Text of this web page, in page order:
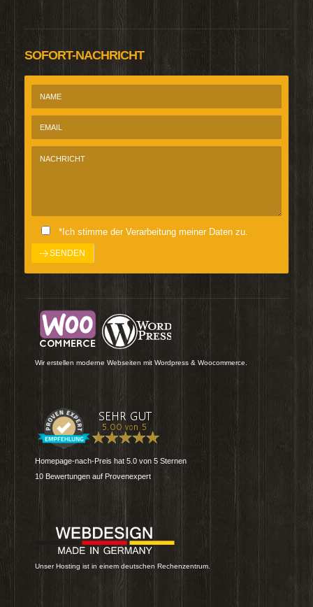
SOFORT-NACHRICHT
*Ich stimme der Verarbeitung meiner Daten zu.
Wir erstellen moderne Webseiten mit Wordpress & Woocommerce.
Homepage-nach-Preis hat 5.0 von 5 Sternen
10 Bewertungen auf Provenexpert
Unser Hosting ist in einem deutschen Rechenzentrum.